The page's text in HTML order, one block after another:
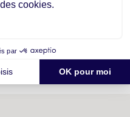
proches de